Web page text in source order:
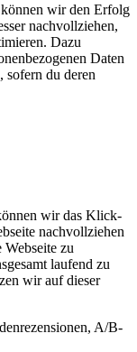
wir den Erfolg
nachvollziehen,
Dazu
Daten
sofern du deren
wir das Klick-
nachvollziehen
zu
laufend zu
wir auf dieser
A/B-